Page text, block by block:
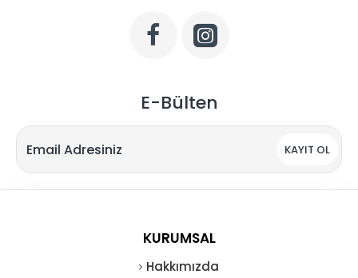
E-Bülten
KAYIT OL
KURUMSAL
Hakkımızda